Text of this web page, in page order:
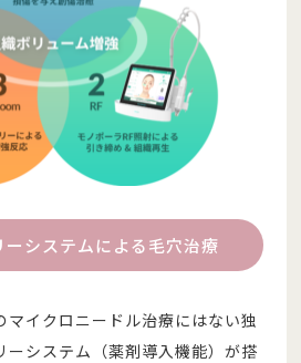
ーシステムによる毛穴治療
マイクロニードル治療にはない独
ーシステム（薬剤導入機能）が搭